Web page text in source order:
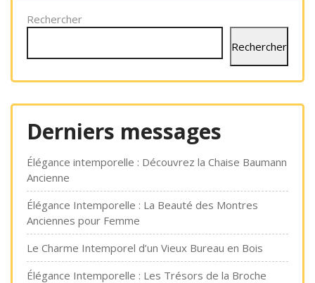
Rechercher
Rechercher
Derniers messages
Élégance intemporelle : Découvrez la Chaise Baumann
Ancienne
Élégance Intemporelle : La Beauté des Montres
Anciennes pour Femme
Le Charme Intemporel d’un Vieux Bureau en Bois
Élégance Intemporelle : Les Trésors de la Broche